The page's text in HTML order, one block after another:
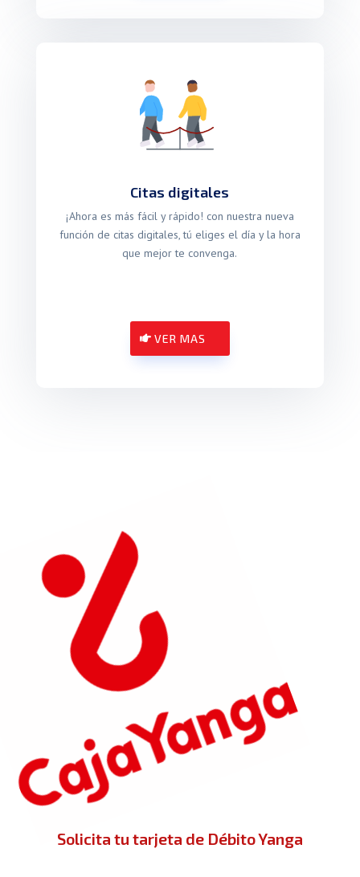
Citas digitales
¡Ahora es más fácil y rápido! con nuestra nueva
función de citas digitales, tú eliges el día y la hora
que mejor te convenga.
VER MAS
Solicita tu tarjeta de Débito Yanga